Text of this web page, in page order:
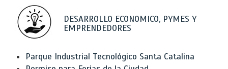
DESARROLLO ECONOMICO, PYMES Y
EMPRENDEDORES
Parque Industrial Tecnológico Santa Catalina